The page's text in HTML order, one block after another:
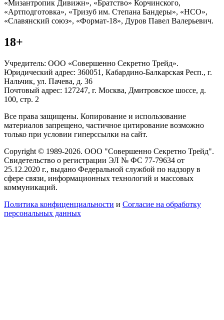
«Мизантропик Дивижн», «Братство» Корчинского,
«Артподготовка», «Тризуб им. Степана Бандеры», «НСО»,
«Славянский союз», «Формат-18», Дуров Павел Валерьевич.
18+
Учредитель: ООО «Совершенно Секретно Трейд».
Юридический адрес: 360051, Кабардино-Балкарская Респ., г.
Нальчик, ул. Пачева, д. 36
Почтовый адрес: 127247, г. Москва, Дмитровское шоссе, д.
100, стр. 2
Все права защищены. Копирование и использование
материалов запрещено, частичное цитирование возможно
только при условии гиперссылки на сайт.
Copyright © 1989-2026. ООО "Совершенно Секретно Трейд".
Свидетельство о регистрации ЭЛ № ФС 77-79634 от
25.12.2020 г., выдано Федеральной службой по надзору в
сфере связи, информационных технологий и массовых
коммуникаций.
Политика конфиценциальности и Согласие на обработку
персональных данных